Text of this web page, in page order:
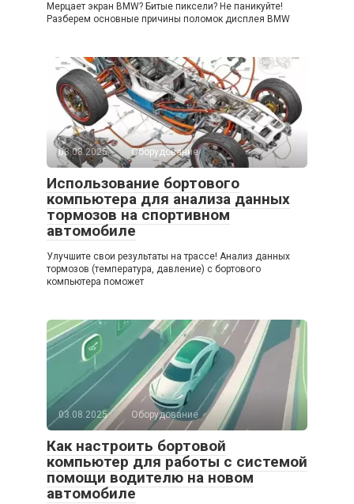
Мерцает экран BMW? Битые пиксели? Не паникуйте!
Разберем основные причины поломок дисплея BMW
03.08.2025 Оборудование
Использование бортового
компьютера для анализа данных
тормозов на спортивном
автомобиле
Улучшите свои результаты на трассе! Анализ данных
тормозов (температура, давление) с бортового
компьютера поможет
03.08.2025 Оборудование
Как настроить бортовой
компьютер для работы с системой
помощи водителю на новом
автомобиле